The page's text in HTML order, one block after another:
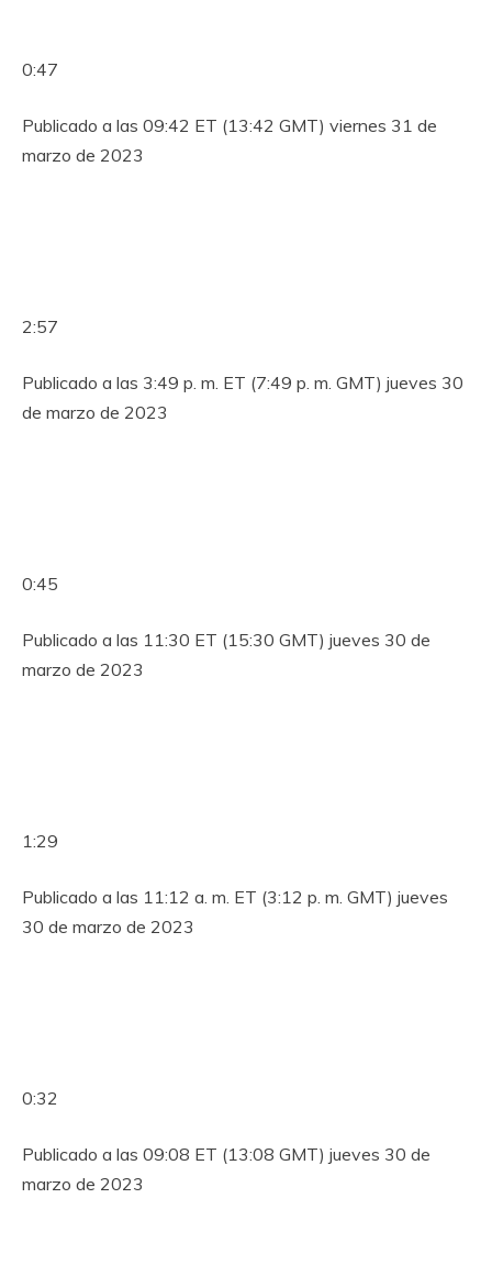
0:47
Publicado a las 09:42 ET (13:42 GMT) viernes 31 de
marzo de 2023
2:57
Publicado a las 3:49 p. m. ET (7:49 p. m. GMT) jueves 30
de marzo de 2023
0:45
Publicado a las 11:30 ET (15:30 GMT) jueves 30 de
marzo de 2023
1:29
Publicado a las 11:12 a. m. ET (3:12 p. m. GMT) jueves
30 de marzo de 2023
0:32
Publicado a las 09:08 ET (13:08 GMT) jueves 30 de
marzo de 2023